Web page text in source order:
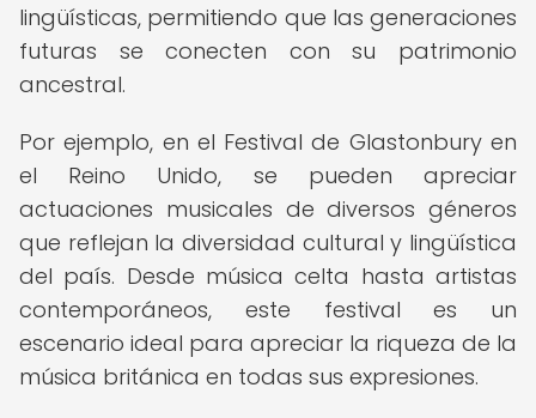
lingüísticas, permitiendo que las generaciones
futuras se conecten con su patrimonio
ancestral.
Por ejemplo, en el Festival de Glastonbury en
el Reino Unido, se pueden apreciar
actuaciones musicales de diversos géneros
que reflejan la diversidad cultural y lingüística
del país. Desde música celta hasta artistas
contemporáneos, este festival es un
escenario ideal para apreciar la riqueza de la
música británica en todas sus expresiones.